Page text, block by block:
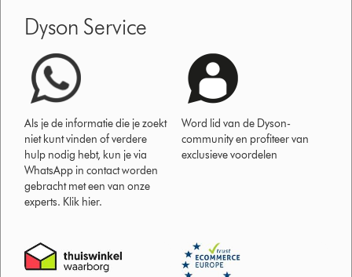
Dyson Service
Als je de informatie die je zoekt
niet kunt vinden of verdere
hulp nodig hebt, kun je via
WhatsApp in contact worden
gebracht met een van onze
experts. Klik hier.
Word lid van de Dyson-
community en profiteer van
exclusieve voordelen